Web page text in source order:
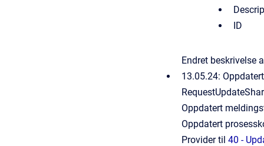
ID
Endret beskrivelse
13.05.24:
Oppdatert
Oppdatert
Provider til 40 -